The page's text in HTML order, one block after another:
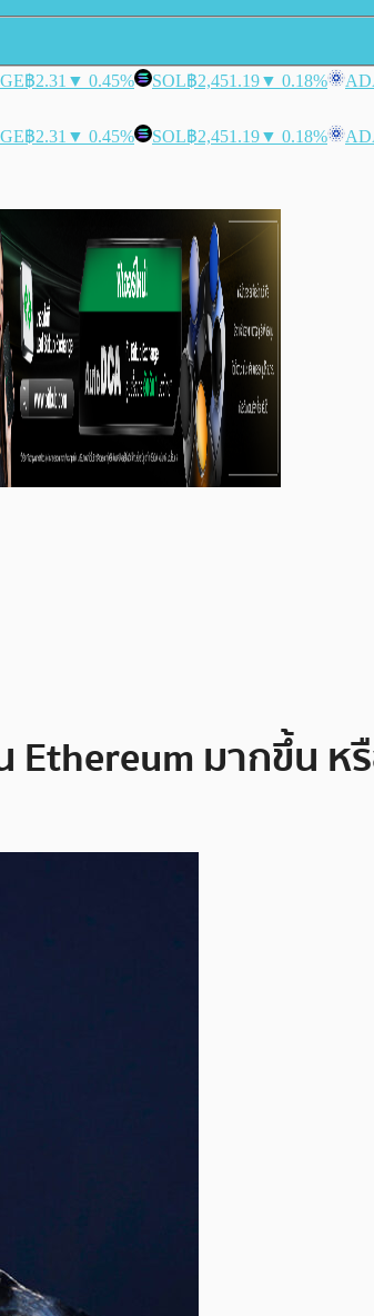
฿2.31 ▼ 0.45% SOL฿2,451.19▼ 0.18%
฿2.31 ▼ 0.45% SOL฿2,451.19▼ 0.18%
มากขึ้น หรื